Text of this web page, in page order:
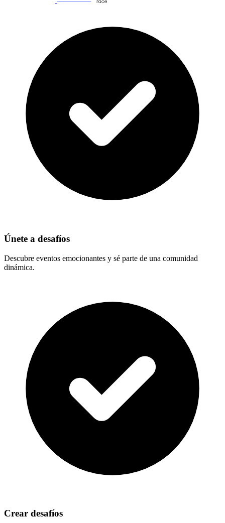
Únete a desafíos
Descubre eventos emocionantes y sé parte de una comunidad
dinámica.
Crear desafíos